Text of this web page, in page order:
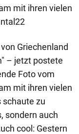
mit ihren vielen
Griechenland
– jetzt postete
Foto vom
mit ihren vielen
schaute zu
sondern auch
cool: Gestern